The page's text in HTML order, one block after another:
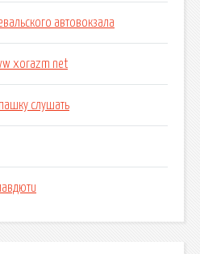
автовокзала
xorazm net
слушать